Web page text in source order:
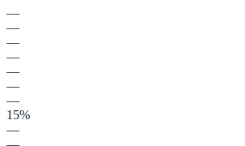
—
—
—
—
—
—
—
15%
—